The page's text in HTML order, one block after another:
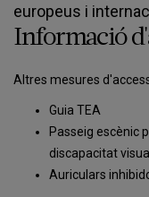
europeus i
Informació
Altres mesures
Guia TEA
Passeig escènic
discapacitat
Auriculars